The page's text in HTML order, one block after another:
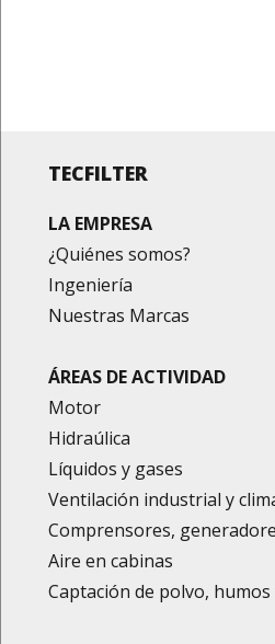
TECFILTER
LA EMPRESA
¿Quiénes somos?
Ingeniería
Nuestras Marcas
ÁREAS DE ACTIVIDAD
Motor
Hidraúlica
Líquidos y gases
Ventilación industrial y
Comprensores,
Aire en cabinas
Captación de polvo,